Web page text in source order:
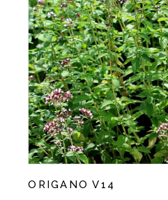
ORIGANO V14